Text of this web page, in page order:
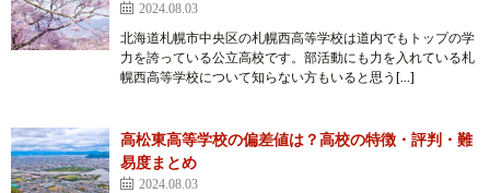
2024.08.03
北海道札幌市中央区の札幌西高等学校は道内でもトップの学
力を誇っている公立高校です。部活動にも力を入れている札
幌西高等学校について知らない方もいると思う[…]
高松東高等学校の偏差値は？高校の特徴・評判・難
易度まとめ
2024.08.03